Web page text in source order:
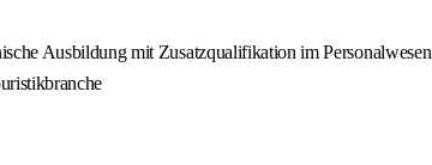
Ausbildung mit Zusatzqualifikation im Personalwesen